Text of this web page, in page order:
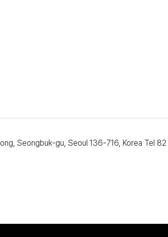
Seongbuk-gu, Seoul 136-716, Korea Tel